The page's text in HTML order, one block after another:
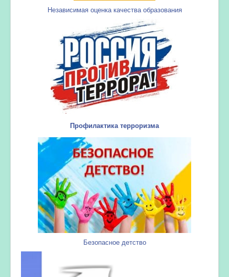
Независимая оценка качества образования
Профилактика терроризма
Безопасное детство